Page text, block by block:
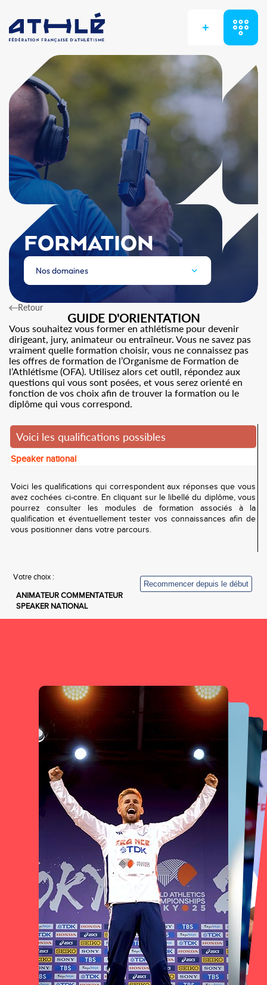
+
FORMATION
Nos domaines
Retour
GUIDE D'ORIENTATION
Vous souhaitez vous former en athlétisme pour devenir
dirigeant, jury, animateur ou entraîneur. Vous ne savez pas
vraiment quelle formation choisir, vous ne connaissez pas
les offres de formation de l’Organisme de Formation de
l’Athlétisme (OFA). Utilisez alors cet outil, répondez aux
questions qui vous sont posées, et vous serez orienté en
fonction de vos choix afin de trouver la formation ou le
diplôme qui vous correspond.
Voici les qualifications possibles
Speaker national
Voici les qualifications qui correspondent aux réponses que vous
avez cochées ci-contre. En cliquant sur le libellé du diplôme, vous
pourrez consulter les modules de formation associés à la
qualification et éventuellement tester vos connaissances afin de
vous positionner dans votre parcours.
Votre choix :
ANIMATEUR COMMENTATEUR
SPEAKER NATIONAL